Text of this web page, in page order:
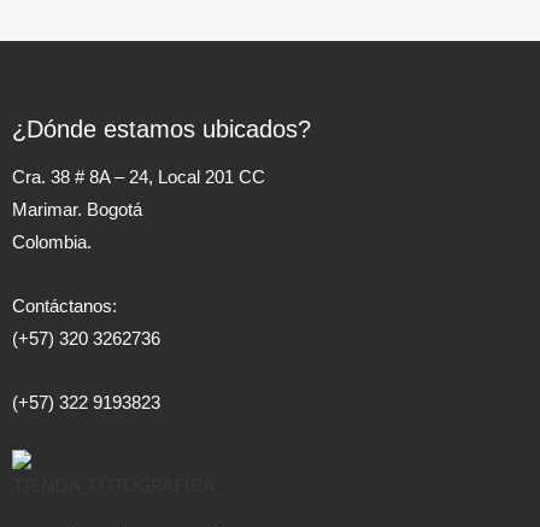
¿Dónde estamos ubicados?
Cra. 38 # 8A – 24, Local 201 CC
Marimar. Bogotá
Colombia.
Contáctanos:
(+57) 320 3262736
(+57) 322 9193823